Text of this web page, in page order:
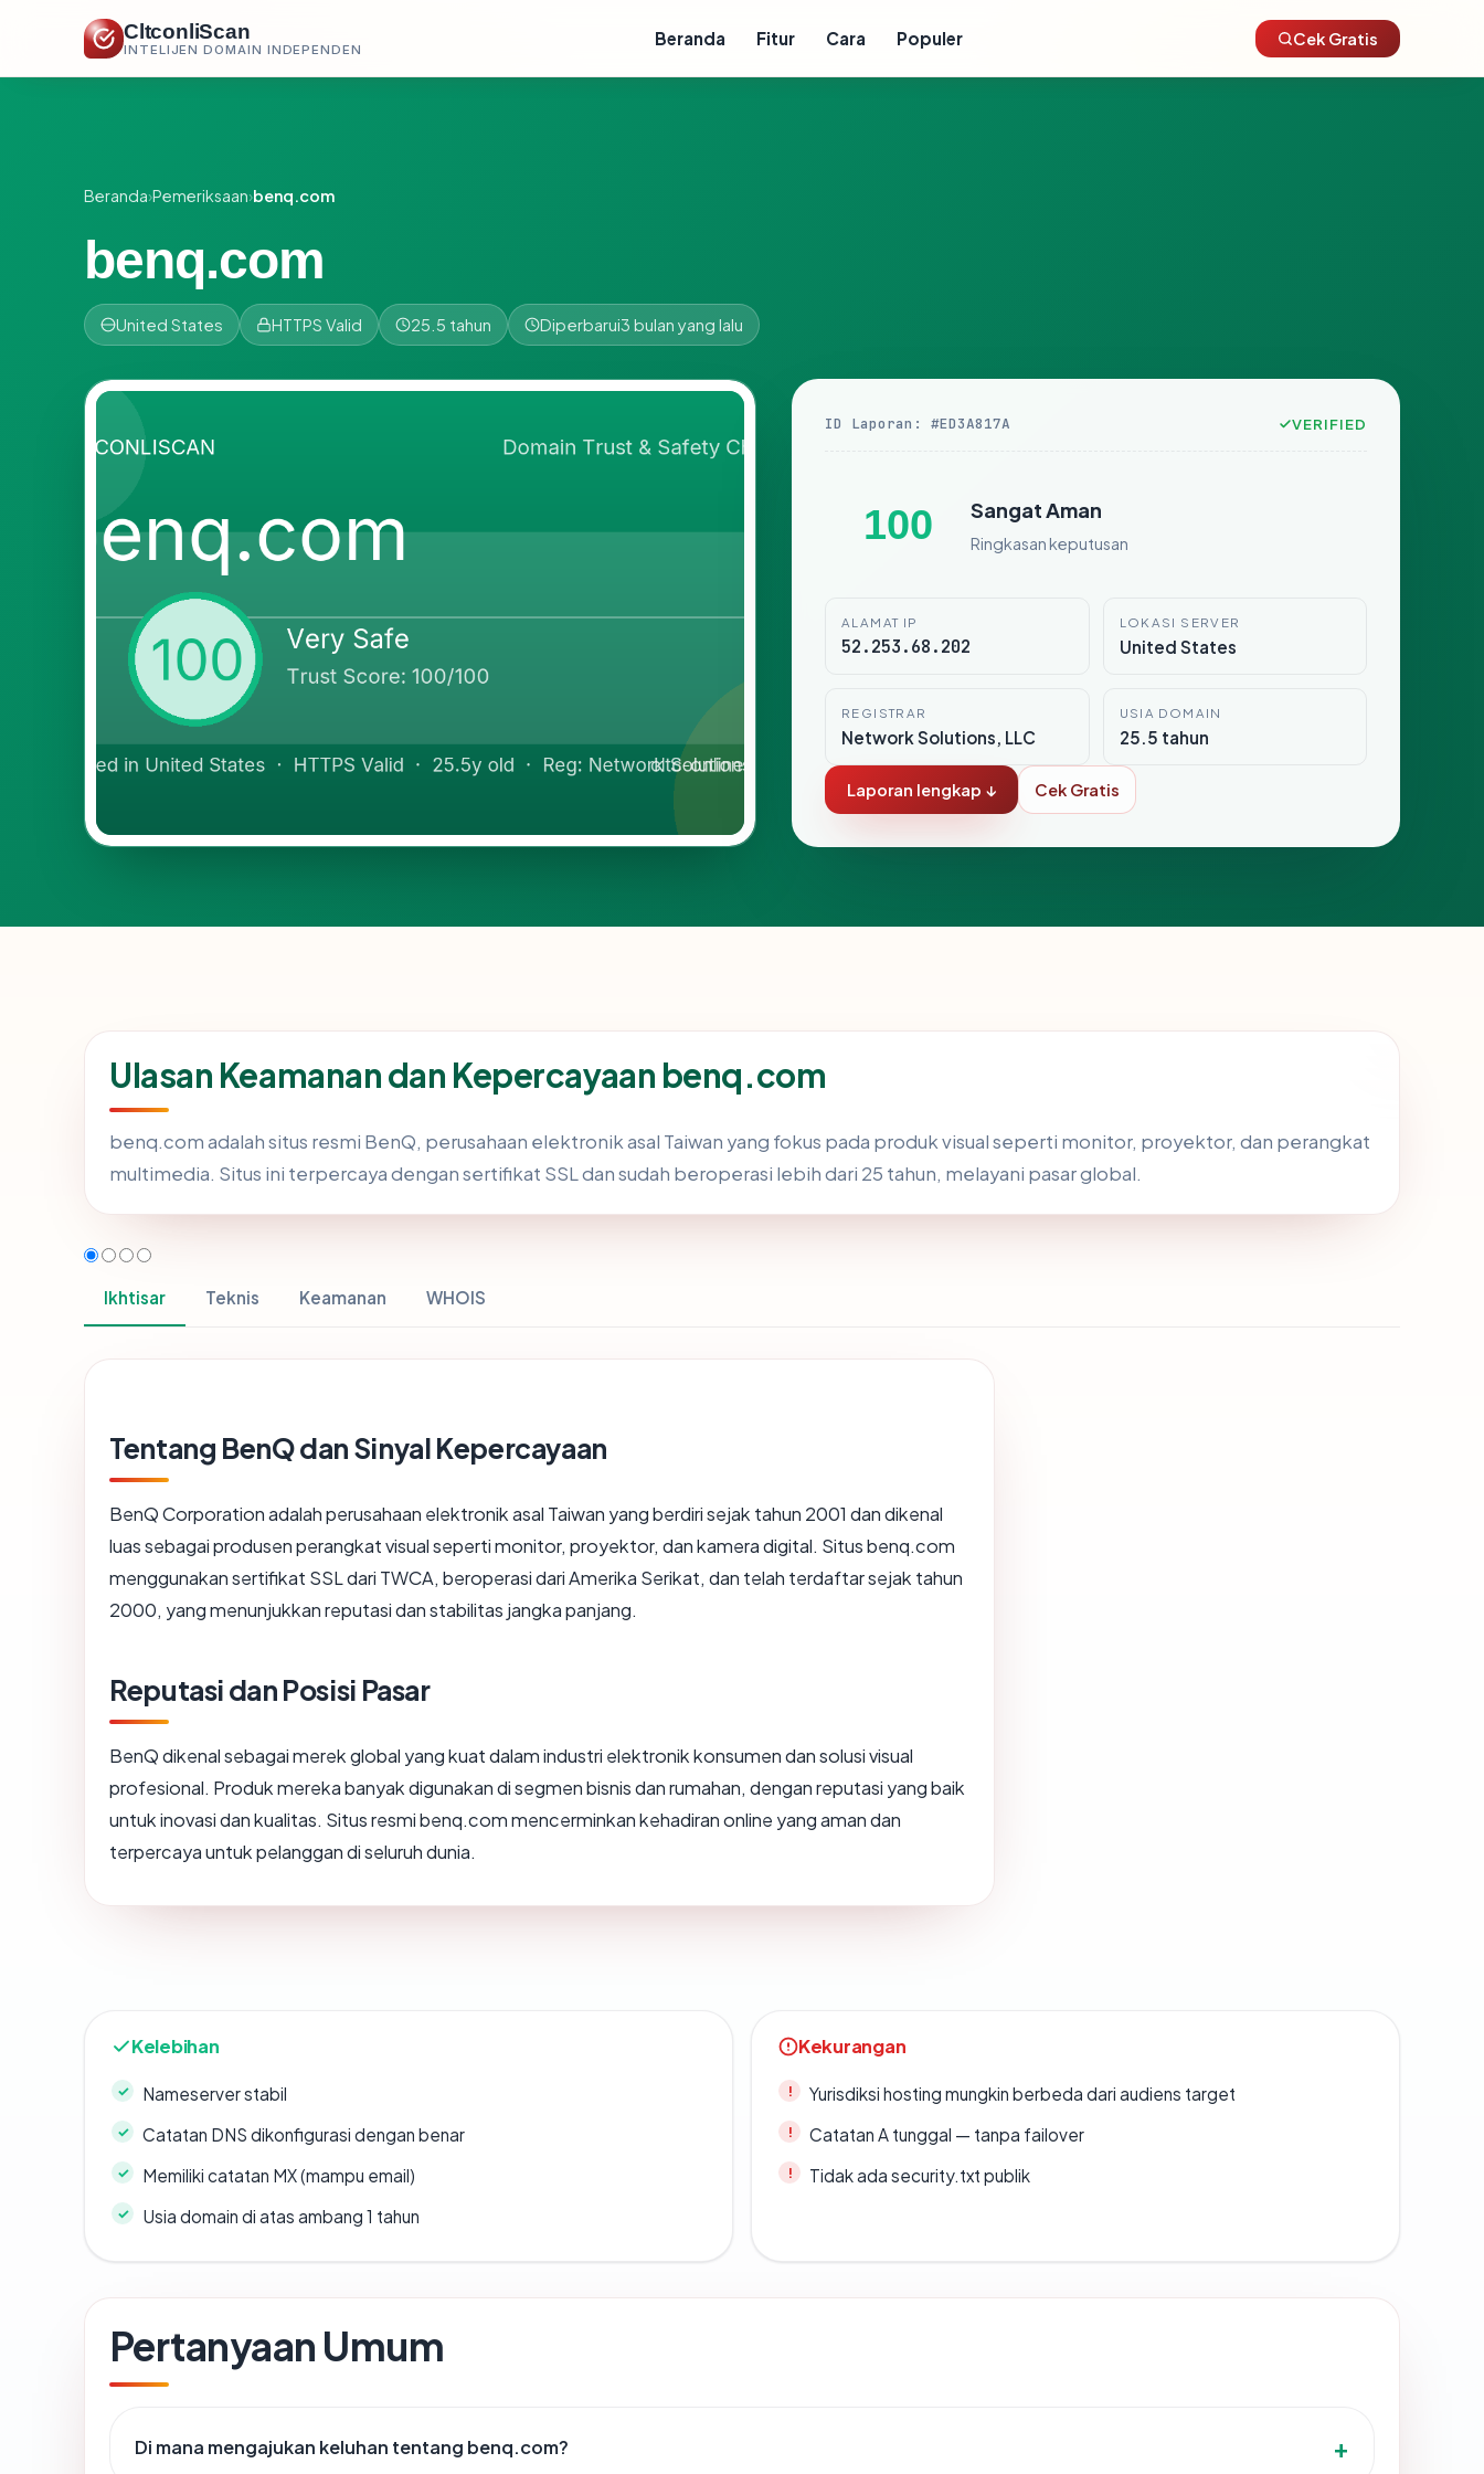
CltconliScan
INTELIJEN DOMAIN INDEPENDEN
Beranda Fitur Cara Populer Cek Gratis
Beranda›Pemeriksaan›benq.com
benq.com
United States HTTPS Valid 25.5 tahun Diperbarui3 bulan yang lalu
ID Laporan: #ED3A817A VERIFIED
100 Sangat Aman
Ringkasan keputusan
ALAMAT IP
52.253.68.202
LOKASI SERVER
United States
REGISTRAR
Network Solutions, LLC
USIA DOMAIN
25.5 tahun
Laporan lengkap ↓ Cek Gratis
Ulasan Keamanan dan Kepercayaan benq.com
benq.com adalah situs resmi BenQ, perusahaan elektronik asal Taiwan yang fokus pada produk visual seperti monitor, proyektor, dan perangkat
multimedia. Situs ini terpercaya dengan sertifikat SSL dan sudah beroperasi lebih dari 25 tahun, melayani pasar global.
Ikhtisar Teknis Keamanan WHOIS
Tentang BenQ dan Sinyal Kepercayaan
BenQ Corporation adalah perusahaan elektronik asal Taiwan yang berdiri sejak tahun 2001 dan dikenal
luas sebagai produsen perangkat visual seperti monitor, proyektor, dan kamera digital. Situs benq.com
menggunakan sertifikat SSL dari TWCA, beroperasi dari Amerika Serikat, dan telah terdaftar sejak tahun
2000, yang menunjukkan reputasi dan stabilitas jangka panjang.
Reputasi dan Posisi Pasar
BenQ dikenal sebagai merek global yang kuat dalam industri elektronik konsumen dan solusi visual
profesional. Produk mereka banyak digunakan di segmen bisnis dan rumahan, dengan reputasi yang baik
untuk inovasi dan kualitas. Situs resmi benq.com mencerminkan kehadiran online yang aman dan
terpercaya untuk pelanggan di seluruh dunia.
Kelebihan
Nameserver stabil
Catatan DNS dikonfigurasi dengan benar
Memiliki catatan MX (mampu email)
Usia domain di atas ambang 1 tahun
Kekurangan
Yurisdiksi hosting mungkin berbeda dari audiens target
Catatan A tunggal — tanpa failover
Tidak ada security.txt publik
Pertanyaan Umum
Di mana mengajukan keluhan tentang benq.com?